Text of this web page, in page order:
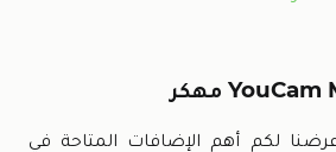
لكم أهم الإضافات المتاحة في